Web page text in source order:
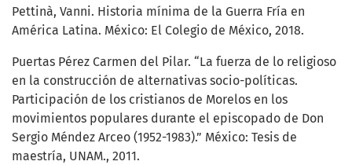
Pettinà, Vanni. Historia mínima de la Guerra Fría en
América Latina. México: El Colegio de México, 2018.
Puertas Pérez Carmen del Pilar. “La fuerza de lo religioso
en la construcción de alternativas socio-políticas.
Participación de los cristianos de Morelos en los
movimientos populares durante el episcopado de Don
Sergio Méndez Arceo (1952-1983).” México: Tesis de
maestría, UNAM., 2011.